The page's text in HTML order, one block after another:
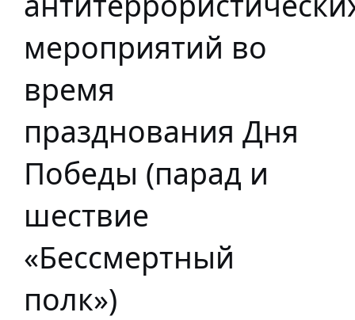
мероприятий во
время
празднования Дня
Победы (парад и
шествие
«Бессмертный
полк»)